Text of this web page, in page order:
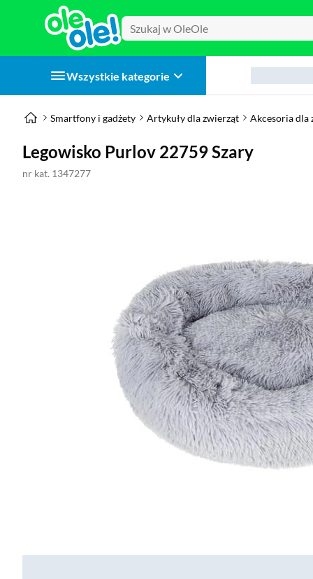
Wszystkie kategorie
Smartfony i gadżety Artykuły dla zwierząt Akcesoria dla
Legowisko Purlov 22759 Szary
nr kat. 1347277